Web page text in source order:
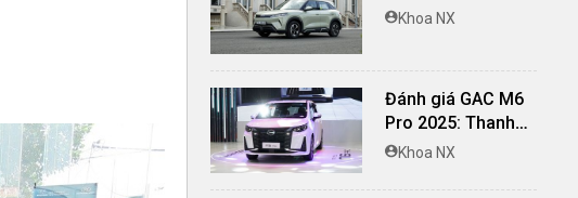
điện lái hay, cách
Khoa NX
Đánh giá GAC M6
Pro 2025: Thanh
lịch, rộng rãi, đầy
Khoa NX